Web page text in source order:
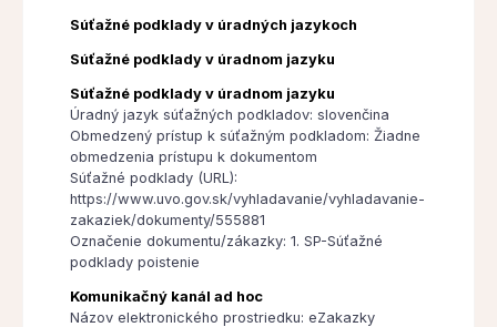
Súťažné podklady v úradných jazykoch
Súťažné podklady v úradnom jazyku
Súťažné podklady v úradnom jazyku
Úradný jazyk súťažných podkladov: slovenčina
Obmedzený prístup k súťažným podkladom: Žiadne
obmedzenia prístupu k dokumentom
Súťažné podklady (URL):
https://www.uvo.gov.sk/vyhladavanie/vyhladavanie-
zakaziek/dokumenty/555881
Označenie dokumentu/zákazky: 1. SP-Súťažné
podklady poistenie
Komunikačný kanál ad hoc
Názov elektronického prostriedku: eZakazky